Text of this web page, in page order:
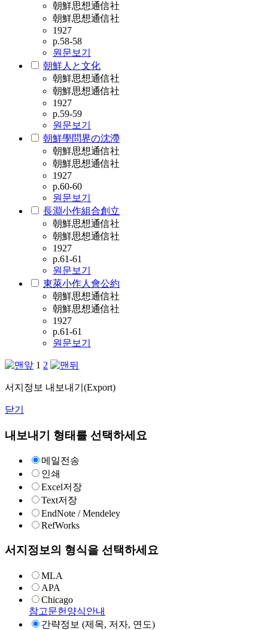
朝鮮思想通信社
朝鮮思想通信社
1927
p.58-58
원문보기
朝鮮人と文化
朝鮮思想通信社
朝鮮思想通信社
1927
p.59-59
원문보기
朝鮮學問界の沈滯
朝鮮思想通信社
朝鮮思想通信社
1927
p.60-60
원문보기
長淵小作組合創立
朝鮮思想通信社
朝鮮思想通信社
1927
p.61-61
원문보기
東萊小作人會公約
朝鮮思想通信社
朝鮮思想通信社
1927
p.61-61
원문보기
1 2
서지정보 내보내기(Export)
닫기
내보내기 형태를 선택하세요
메일전송
인쇄
Excel저장
Text저장
EndNote / Mendeley
RefWorks
서지정보의 형식을 선택하세요
MLA
APA
Chicago
참고문헌양식안내
간략정보 (제목, 저자, 연도)